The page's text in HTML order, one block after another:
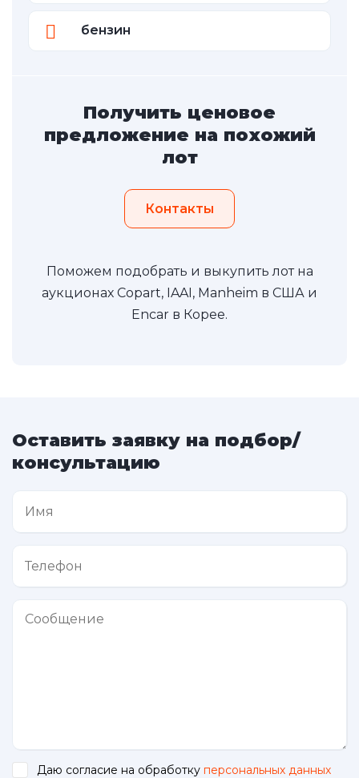
бензин
Получить ценовое
предложение на похожий
лот
Контакты
Поможем подобрать и выкупить лот на
аукционах Copart, IAAI, Manheim в США и
Encar в Корее.
Оставить заявку на подбор/
консультацию
Даю согласие на обработку персональных данных